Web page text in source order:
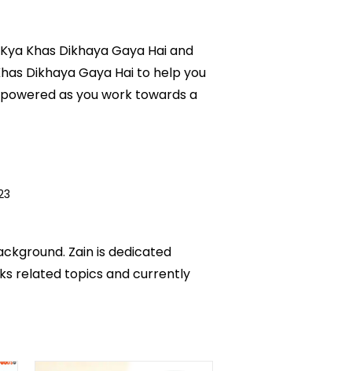
Khas Dikhaya Gaya Hai and
Dikhaya Gaya Hai to help you
as you work towards a
Zain is dedicated
related topics and currently